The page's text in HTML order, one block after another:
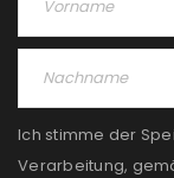
Ich stimme der
Verarbeitung,